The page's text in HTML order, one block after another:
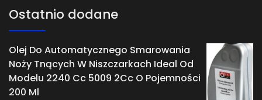
Ostatnio dodane
Olej Do Automatycznego Smarowania
Noży Tnących W Niszczarkach Ideal Od
Modelu 2240 Cc 5009 2Cc O Pojemności
200 Ml